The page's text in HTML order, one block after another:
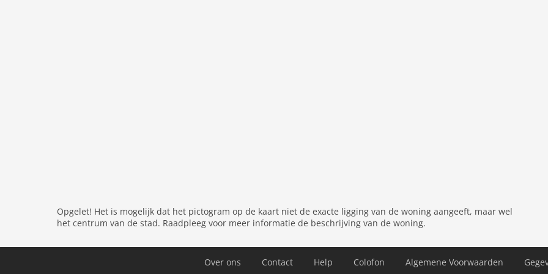
Afstanden
Zee:150 m
Restaurant:100 m
Opgelet! Het is mogelijk dat het pictogram op de kaart niet de exacte ligging van de woning aangeeft, maar wel
het centrum van de stad. Raadpleeg voor meer informatie de beschrijving van de woning.
Over ons Contact Help Colofon Algemene Voorwaarden